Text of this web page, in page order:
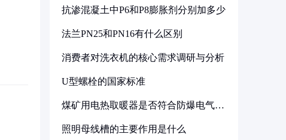
抗渗混凝土中P6和P8膨胀剂分别加多少
法兰PN25和PN16有什么区别
消费者对洗衣机的核心需求调研与分析
U型螺栓的国家标准
煤矿用电热取暖器是否符合防爆电气设
照明母线槽的主要作用是什么